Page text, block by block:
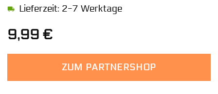
9,99 €
Lieferzeit: 2-7 Werktage
ZUM PARTNERSHOP